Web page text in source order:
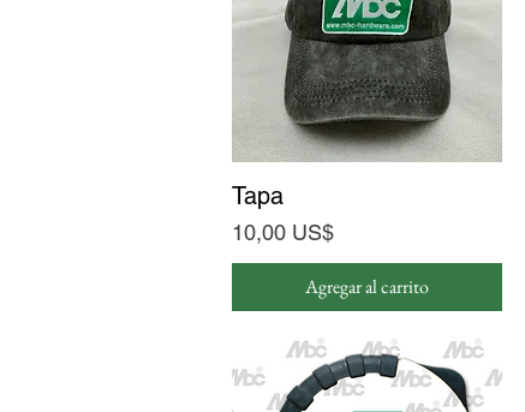
Tapa
Precio
10,00 US$
Agregar al carrito